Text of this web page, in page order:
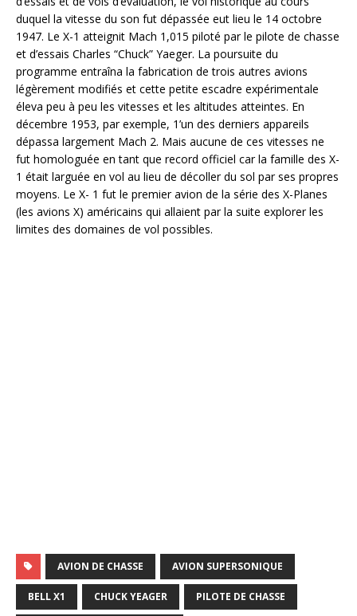
duquel la vitesse du son fut dépassée eut lieu le 14 octobre
1947. Le X-1 atteignit Mach 1,015 piloté par le pilote de chasse
et d’essais Charles “Chuck” Yaeger. La poursuite du
programme entraîna la fabrication de trois autres avions
légèrement modifiés et cette petite escadre expérimentale
éleva peu à peu les vitesses et les altitudes atteintes. En
décembre 1953, par exemple, 1’un des derniers appareils
dépassa largement Mach 2. Mais aucune de ces vitesses ne
fut homologuée en tant que record officiel car la famille des X-
1 était larguée en vol au lieu de décoller du sol par ses propres
moyens. Le X- 1 fut le premier avion de la série des X-Planes
(les avions X) américains qui allaient par la suite explorer les
limites des domaines de vol possibles.
AVION DE CHASSE AVION SUPERSONIQUE
BELL X1 CHUCK YEAGER PILOTE DE CHASSE